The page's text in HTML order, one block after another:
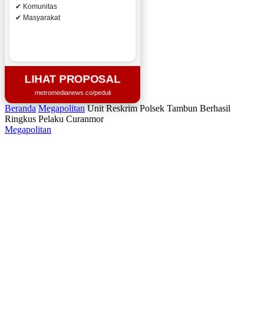
✔ Komunitas
✔ Masyarakat
LIHAT PROPOSAL
metromedianews.co/peduli
Beranda Megapolitan Unit Reskrim Polsek Tambun Berhasil
Ringkus Pelaku Curanmor
Megapolitan